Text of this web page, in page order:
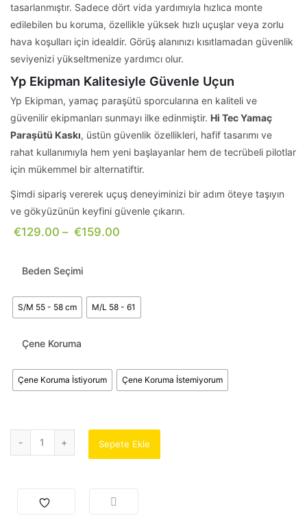
tasarlanmıştır. Sadece dört vida yardımıyla hızlıca monte
edilebilen bu koruma, özellikle yüksek hızlı uçuşlar veya zorlu
hava koşulları için idealdir. Görüş alanınızı kısıtlamadan güvenlik
seviyenizi yükseltmenize yardımcı olur.
Yp Ekipman Kalitesiyle Güvenle Uçun
Yp Ekipman, yamaç paraşütü sporcularına en kaliteli ve
güvenilir ekipmanları sunmayı ilke edinmiştir. Hi Tec Yamaç
Paraşütü Kaskı, üstün güvenlik özellikleri, hafif tasarımı ve
rahat kullanımıyla hem yeni başlayanlar hem de tecrübeli pilotlar
için mükemmel bir alternatiftir.
Şimdi sipariş vererek uçuş deneyiminizi bir adım öteye taşıyın
ve gökyüzünün keyfini güvenle çıkarın.
€129.00 – €159.00
Beden Seçimi
S/M 55 - 58 cm M/L 58 - 61
Çene Koruma
Çene Koruma İstiyorum Çene Koruma İstemiyorum
Sepete Ekle